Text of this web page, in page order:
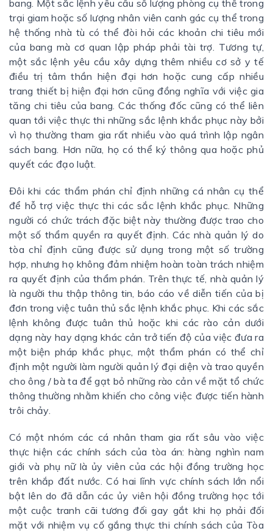
bang. Một sắc lệnh yêu cầu số lượng phòng cụ thể trong
trại giam hoặc số lượng nhân viên canh gác cụ thể trong
hệ thống nhà tù có thể đòi hỏi các khoản chi tiêu mới
của bang mà cơ quan lập pháp phải tài trợ. Tương tự,
một sắc lệnh yêu cầu xây dựng thêm nhiều cơ sở y tế
điều trị tâm thần hiện đại hơn hoặc cung cấp nhiều
trang thiết bị hiện đại hơn cũng đồng nghĩa với việc gia
tăng chi tiêu của bang. Các thống đốc cũng có thể liên
quan tới việc thực thi những sắc lệnh khắc phục này bởi
vì họ thường tham gia rất nhiều vào quá trình lập ngân
sách bang. Hơn nữa, họ có thể ký thông qua hoặc phủ
quyết các đạo luật.
Đôi khi các thẩm phán chỉ định những cá nhân cụ thể
để hỗ trợ việc thực thi các sắc lệnh khắc phục. Những
người có chức trách đặc biệt này thường được trao cho
một số thẩm quyền ra quyết định. Các nhà quản lý do
tòa chỉ định cũng được sử dụng trong một số trường
hợp, nhưng họ không đảm nhiệm hoàn toàn trách nhiệm
ra quyết định của thẩm phán. Trên thực tế, nhà quản lý
là người thu thập thông tin, báo cáo về diễn tiến của bị
đơn trong việc tuân thủ sắc lệnh khắc phục. Khi các sắc
lệnh không được tuân thủ hoặc khi các rào cản dưới
dạng này hay dạng khác cản trở tiến độ của việc đưa ra
một biện pháp khắc phục, một thẩm phán có thể chỉ
định một người làm người quản lý đại diện và trao quyền
cho ông / bà ta để gạt bỏ những rào cản về mặt tổ chức
thông thường nhằm khiến cho công việc được tiến hành
trôi chảy.
Có một nhóm các cá nhân tham gia rất sâu vào việc
thực hiện các chính sách của tòa án: hàng nghìn nam
giới và phụ nữ là ủy viên của các hội đồng trường học
trên khắp đất nước. Có hai lĩnh vực chính sách lớn nổi
bật lên do đã dẫn các ủy viên hội đồng trường học tới
một cuộc tranh cãi tương đối gay gắt khi họ phải đối
mặt với nhiệm vụ cố gắng thực thi chính sách của Tòa